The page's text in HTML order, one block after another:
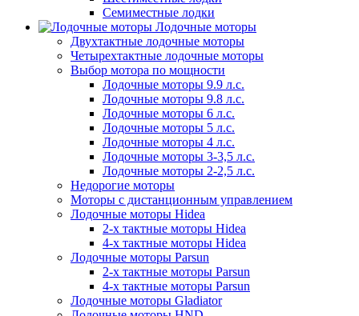
Семиместные лодки
Лодочные моторы
Двухтактные лодочные моторы
Четырехтактные лодочные моторы
Выбор мотора по мощности
Лодочные моторы 9.9 л.с.
Лодочные моторы 9.8 л.с.
Лодочные моторы 6 л.с.
Лодочные моторы 5 л.с.
Лодочные моторы 4 л.с.
Лодочные моторы 3-3,5 л.с.
Лодочные моторы 2-2,5 л.с.
Недорогие моторы
Моторы с дистанционным управлением
Лодочные моторы Hidea
2-х тактные моторы Hidea
4-х тактные моторы Hidea
Лодочные моторы Parsun
2-х тактные моторы Parsun
4-х тактные моторы Parsun
Лодочные моторы Gladiator